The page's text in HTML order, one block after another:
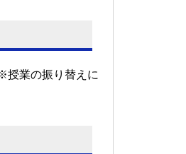
授業の振り替えに